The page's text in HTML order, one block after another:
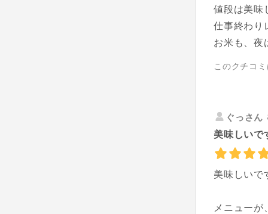
値段は美味
仕事終わり
お米も、夜
このクチコ
ぐっさん
美味しいで
美味しい
メニューが